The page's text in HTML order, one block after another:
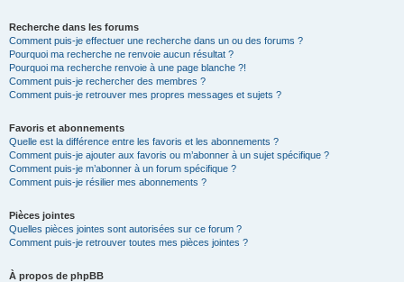
Recherche dans les forums
Comment puis-je effectuer une recherche dans un ou des forums ?
Pourquoi ma recherche ne renvoie aucun résultat ?
Pourquoi ma recherche renvoie à une page blanche ?!
Comment puis-je rechercher des membres ?
Comment puis-je retrouver mes propres messages et sujets ?
Favoris et abonnements
Quelle est la différence entre les favoris et les abonnements ?
Comment puis-je ajouter aux favoris ou m’abonner à un sujet spécifique ?
Comment puis-je m’abonner à un forum spécifique ?
Comment puis-je résilier mes abonnements ?
Pièces jointes
Quelles pièces jointes sont autorisées sur ce forum ?
Comment puis-je retrouver toutes mes pièces jointes ?
À propos de phpBB